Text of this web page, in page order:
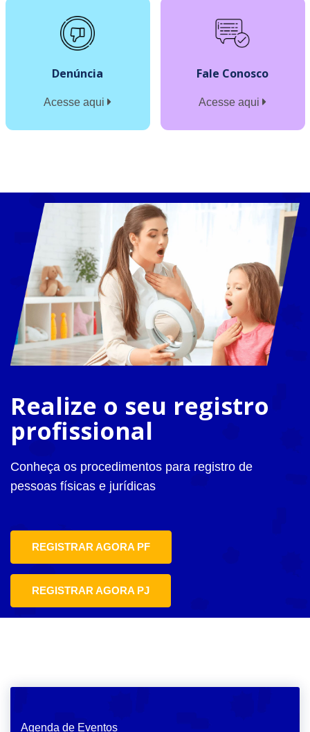
Denúncia
Acesse aqui
Fale Conosco
Acesse aqui
Realize o seu registro
profissional
Conheça os procedimentos para registro de
pessoas físicas e jurídicas
REGISTRAR AGORA PF
REGISTRAR AGORA PJ
Agenda de Eventos